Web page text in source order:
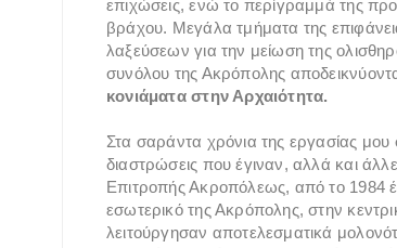
επιχώσεις, ενώ το περίγραμμά της
βράχου. Μεγάλα τμήματα της
λαξεύσεων για την μείωση της
συνόλου της Ακρόπολης
κονιάματα στην Αρχαιότητα.
Στα σαράντα χρόνια της εργασίας
διαστρώσεις που έγιναν, αλλά και
Επιτροπής Ακροπόλεως, από το 1984
εσωτερικό της Ακρόπολης, στην
λειτούργησαν αποτελεσματικά